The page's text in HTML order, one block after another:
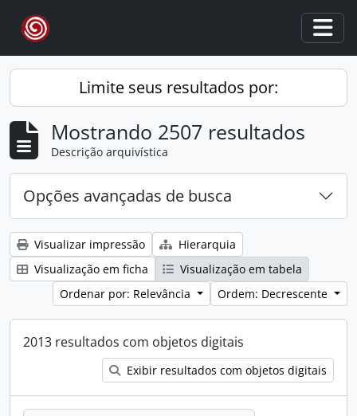
Skip to main content
Limite seus resultados por:
Mostrando 2507 resultados
Descrição arquivística
Opções avançadas de busca
Visualizar impressão
Hierarquia
Visualização em ficha
Visualização em tabela
Ordenar por: Relevância
Ordem: Decrescente
2013 resultados com objetos digitais
Exibir resultados com objetos digitais